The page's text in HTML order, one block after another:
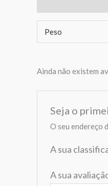
Peso
Ainda não existem
Seja o
O seu endereço
A sua
A sua